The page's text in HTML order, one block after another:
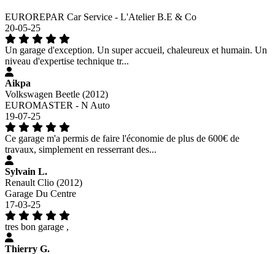
EUROREPAR Car Service - L'Atelier B.E & Co
20-05-25
Un garage d'exception. Un super accueil, chaleureux et humain. Un
niveau d'expertise technique tr...
Aikpa
Volkswagen Beetle (2012)
EUROMASTER - N Auto
19-07-25
Ce garage m'a permis de faire l'économie de plus de 600€ de
travaux, simplement en resserrant des...
Sylvain L.
Renault Clio (2012)
Garage Du Centre
17-03-25
tres bon garage ,
Thierry G.